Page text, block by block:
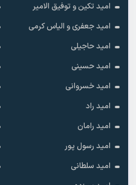
امید تکین و توفیق الامیر
امید جعفری و الیاس کرمی
امید حاجیلی
امید حسینی
امید خسروانی
امید راد
امید رامان
امید رسول پور
امید سلطانی